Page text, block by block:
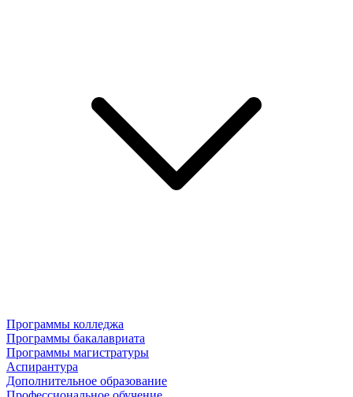
Программы колледжа
Программы бакалавриата
Программы магистратуры
Аспирантура
Дополнительное образование